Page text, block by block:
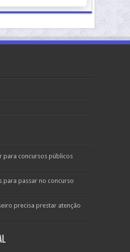
para concursos públicos
para passar no concurso
precisa prestar atenção